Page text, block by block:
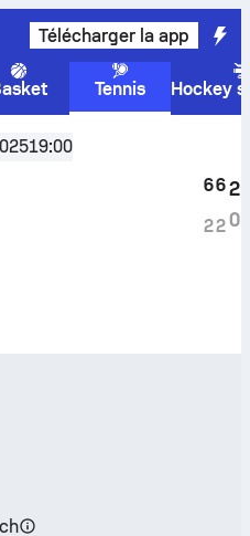
Télécharger la app
Tennis
Hockey
de finale
19:00
6
2
6
2
2
0